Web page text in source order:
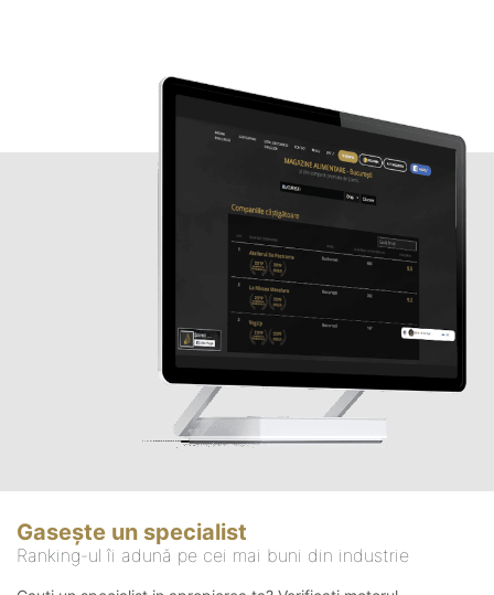
Gasește un specialist
Ranking-ul îi adună pe cei mai buni din industrie